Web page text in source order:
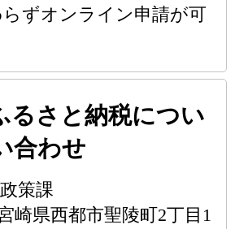
ずオンライン申請が可
さと納税につい
合わせ
策課
崎県西都市聖陵町2丁目1